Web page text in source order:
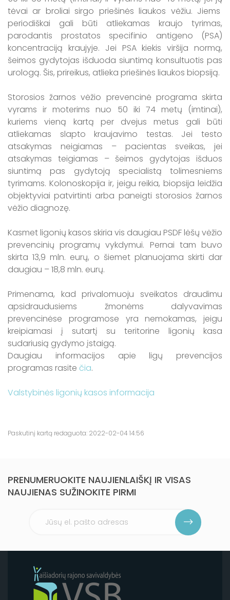
tėvai ar broliai sirgo priešinės liaukos vėžiu. Jiems
periodiškai gali būti atliekamas kraujo tyrimas,
parodantis prostatos specifinio antigeno (PSA)
koncentraciją kraujyje. Jei PSA kiekis viršija normą,
šeimos gydytojas išduoda siuntimą konsultuotis pas
urologą. Šis, prireikus, atlieka priešinės liaukos biopsiją.
Storosios žarnos vėžio prevencinė programa skirta
vyrams ir moterims nuo 50 iki 74 metų (imtinai),
kuriems vieną kartą per dvejus metus gali būti
atliekamas slapto kraujavimo testas. Jei testo
atsakymas neigiamas – pacientas sveikas, jei
atsakymas teigiamas – šeimos gydytojas išduos
siuntimą pas gydytoją specialistą tolimesniems
tyrimams. Kolonoskopija ir, jeigu reikia, biopsija leidžia
objektyviai patvirtinti arba paneigti storosios žarnos
vėžio diagnozę.
Kasmet ligonių kasos skiria vis daugiau PSDF lėšų vėžio
prevencinių programų vykdymui. Pernai tam buvo
skirta 13,9 mln. eurų, o šiemet planuojama skirti dar
daugiau – 18,8 mln. eurų.
Primenama, kad privalomuoju sveikatos draudimu
apsidraudusiems žmonėms dalyvavimas
prevencinėse programose yra nemokamas, jeigu
kreipiamasi į sutartį su teritorine ligonių kasa
sudariusią gydymo įstaigą.
Daugiau informacijos apie ligų prevencijos
programas rasite čia.
Valstybinės ligonių kasos informacija
Paskutinį kartą redaguota: 2022-02-04 14:56
PRENUMERUOKITE NAUJIENLAIŠKĮ IR VISAS
NAUJIENAS SUŽINOKITE PIRMI